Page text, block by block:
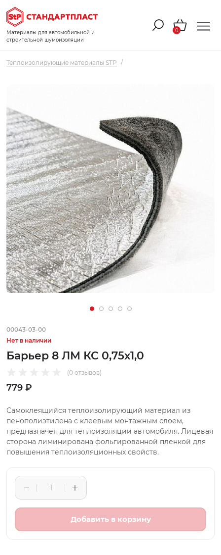
Материалы для автомобильной и
строительной шумоизоляции
0
Теплоизолирующие материалы STP /
00043-03-00
Нет в наличии
Барьер 8 ЛМ КС 0,75х1,0
(0 отзывов)
779 ₽
Самоклеящийся теплоизолирующий материал из
пенополиэтилена с клеевым монтажным слоем,
предназначен для теплоизоляции автомобиля. Лицевая
сторона лиминирована фольгированной пленкой для
повышения теплоизоляционных свойств.
Добавить в корзину